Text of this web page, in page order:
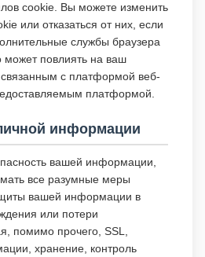
cookie. Вы можете изменить
или отказаться от них, если
службы браузера
может повлиять на ваш
с платформой веб-
платформой.
информации
вашей информации,
все разумные меры
вашей информации в
или потери
помимо прочего, SSL,
хранение, контроль